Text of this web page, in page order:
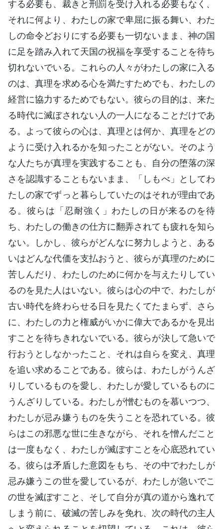
する必要も、裁きと刑罰を受け入れる必要もなく、
それに何より、わたしの家で卑屈に振る舞い、わた
しの命令どおりにする必要も一切ないまま、神の国
に足を踏み入れて天国の祝福を享受することを待ち
切れないでいる。これらの人々がわたしの家に入る
のは、真理を求める心を満たすためでも、わたしの
経営に協力するためでもない。彼らの目的は、来た
る時代に滅ぼされない人の一人になることだけであ
る。よって彼らの心は、真理とは何か、真理をどの
ように受け入れるかを知ったことがない。そのよう
な人たちが真理を実践することも、自分の堕落の深
さを認識することもないまま、「しもべ」としてわ
たしの家でずっと暮らしていたのはそれが理由であ
る。彼らは「忍耐強く」わたしの日が来るのを待
ち、わたしの働きの仕方に翻弄されても疲れを知ら
ない。しかし、彼らがどんなに努力しようと、ある
いはどんな代価を支払おうと、彼らが真理のために
苦しんだり、わたしのために何かを与えたりしてい
るのを見た人はいない。彼らは心の中で、わたしが
古い時代を終わらせる日を見たくてたまらず、さら
に、わたしの力と権威がいかに偉大であるかを見出
すことを待ちきれないでいる。彼らが決して急いで
行おうとしなかったこと、それは自らを変え、真理
を追い求めることである。彼らは、わたしがうんざ
りしているものを愛し、わたしが愛しているものに
うんざりしている。わたしが憎むものを慕いつつ、
わたしが忌み嫌うものを失うことを恐れている。彼
らはこの邪悪な世に生きながら、それを憎んだこと
は一度もなく、わたしが滅ぼすことを心底恐れてい
る。彼らは矛盾した意図をもち、その中でわたしが
忌み嫌うこの世を愛しているが、わたしが急いでこ
の世を滅ぼすこと、そして自分が真の道から逸れて
しまう前に、破滅の苦しみを免れ、次の時代の主人